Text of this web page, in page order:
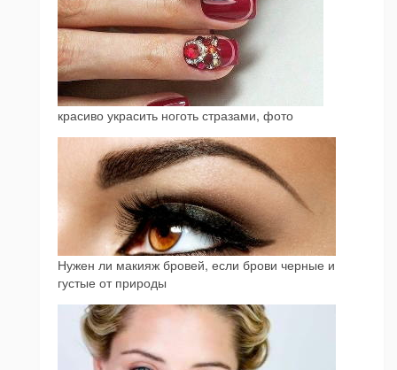
красиво украсить ноготь стразами, фото
Нужен ли макияж бровей, если брови черные и
густые от природы